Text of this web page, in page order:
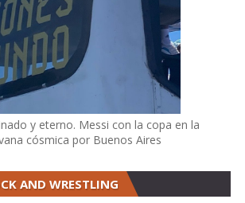
y eterno. Messi con la copa en la
cósmica por Buenos Aires
AND WRESTLING